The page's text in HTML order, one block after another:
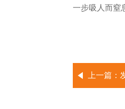
一步吸人而窒
上一篇：